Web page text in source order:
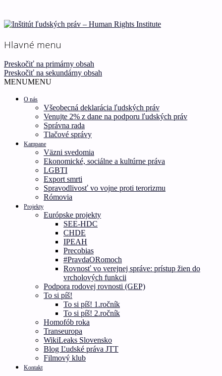
Inštitút ľudských práv –
Human Rights Institute
Ľudské práva pre všetkých!
Hlavné menu
Preskočiť na primárny obsah
Preskočiť na sekundárny obsah
MENUMENU
O nás
Všeobecná deklarácia ľudských práv
Venujte 2% z dane na podporu ľudských práv
Správna rada
Tlačové správy
Kampane
Väzni svedomia
Ekonomické, sociálne a kultúrne práva
LGBTI
Export smrti
Spravodlivosť vo vojne proti terorizmu
Rómovia
Projekty
Európske projekty
SEE-HDC
CHDE
IPEAH
Precobias
#PravdaORomoch
Rovnosť vo verejnej správe: prístup žien do
vrcholových funkcii
Podpora rodovej rovnosti (GEP)
To si píš!
To si píš! 1.ročník
To si píš! 2.ročník
Homofób roka
Transeuropa
WikiLeaks Slovensko
Blog Ľudské práva JTT
Filmový klub
Kontakt